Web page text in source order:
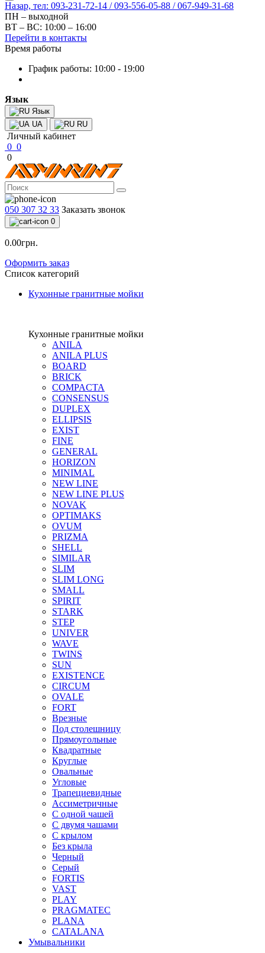
Назар, тел: 093-231-72-14 / 093-556-05-88 / 067-949-31-68
ПН – выходной
ВТ – ВС: 10:00 – 16:00
Перейти в контакты
Время работы
График работы: 10:00 - 19:00
Язык
Язык
UA
RU
Личный кабинет
0 0
0
050 307 32 33 Заказать звонок
0
0.00грн.
Оформить заказ
Список категорий
Кухонные гранитные мойки
Кухонные гранитные мойки
ANILA
ANILA PLUS
BOARD
BRICK
COMPACTA
CONSENSUS
DUPLEX
ELLIPSIS
EXIST
FINE
GENERAL
HORIZON
MINIMAL
NEW LINE
NEW LINE PLUS
NOVAK
OPTIMAKS
OVUM
PRIZMA
SHELL
SIMILAR
SLIM
SLIM LONG
SMALL
SPIRIT
STARK
STEP
UNIVER
WAVE
TWINS
SUN
EXISTENCE
CIRCUM
OVALE
FORT
Врезные
Под столешницу
Прямоугольные
Квадратные
Круглые
Овальные
Угловые
Трапециевидные
Ассиметричные
С одной чашей
С двумя чашами
С крылом
Без крыла
Черный
Серый
FORTIS
VAST
PLAY
PRAGMATEC
PLANA
CATALANA
Умывальники